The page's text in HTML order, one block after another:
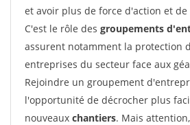
et avoir plus de force d'action et
C'est le rôle des groupements
assurent notamment la protection
entreprises du secteur face aux
Rejoindre un groupement
l'opportunité de décrocher plus
nouveaux chantiers. Mais